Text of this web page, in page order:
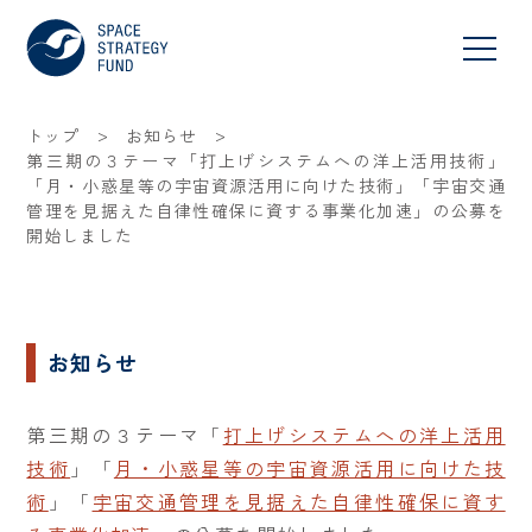
トップ > お知らせ
>
第三期の３テーマ「打上げシステムへの洋上活用技術」
「月・小惑星等の宇宙資源活用に向けた技術」「宇宙交通
管理を見据えた自律性確保に資する事業化加速」の公募を
開始しました
お知らせ
第三期の３テーマ「 打上げシステムへの洋上活用
技術 」「 月・小惑星等の宇宙資源活用に向けた技
術 」「 宇宙交通管理を見据えた自律性確保に資す